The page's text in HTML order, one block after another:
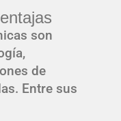
son
de
Entre sus